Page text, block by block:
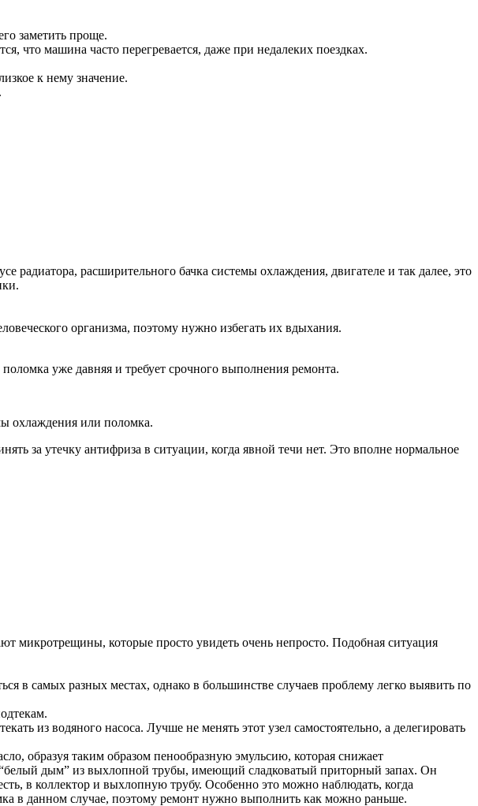
заметить проще.
что машина часто перегревается, даже при недалеких поездках.
к нему значение.
радиатора, расширительного бачка системы охлаждения, двигателе и так далее, это
организма, поэтому нужно избегать их вдыхания.
уже давняя и требует срочного выполнения ремонта.
охлаждения или поломка.
за утечку антифриза в ситуации, когда явной течи нет. Это вполне нормальное
микротрещины, которые просто увидеть очень непросто. Подобная ситуация
в самых разных местах, однако в большинстве случаев проблему легко выявить по
из водяного насоса. Лучше не менять этот узел самостоятельно, а делегировать
образуя таким образом пенообразную эмульсию, которая снижает
дым” из выхлопной трубы, имеющий сладковатый приторный запах. Он
в коллектор и выхлопную трубу. Особенно это можно наблюдать, когда
в данном случае, поэтому ремонт нужно выполнить как можно раньше.